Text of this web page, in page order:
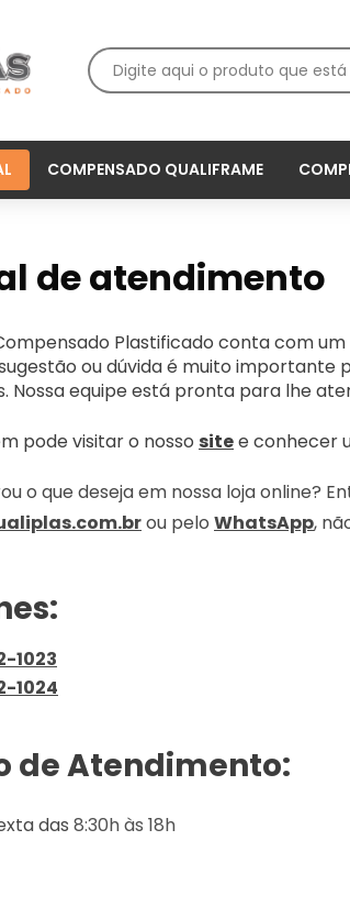
COMPENSADO QUALIFRAME
de atendimento
Plastificado conta com
ou dúvida é muito
Nossa equipe está pronta para lhe
pode visitar o nosso sitee conhecer
o que deseja em nossa loja online?
ou pelo WhatsApp,
1023
1024
de Atendimento:
das 8:30h às 18h